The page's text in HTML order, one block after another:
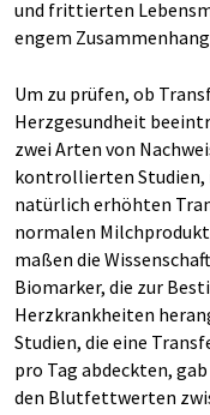
und frittierten
engem
Um zu prüfen, ob
Herzgesundheit
zwei Arten von
kontrollierten Studien,
natürlich erhöhten
normalen
maßen die
Biomarker, die zur
Herzkrankheiten
Studien, die eine
pro Tag abdeckten,
den Blutfettwerten